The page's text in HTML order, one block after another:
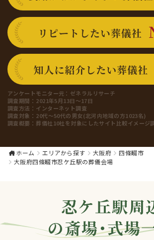
費用がわかりやすい葬儀社 No.1
リピートしたい葬儀社 No.1
知人に紹介したい葬儀社 No.1
アンケートモニター元： ゼネラルリサーチ
調査期間： 2021年5月13日～17日
調査方法： インターネット調査
調査対象： 20代～50代の男女(北河内地域の方1023名)
調査概要：葬儀社10社を対象にしたサイト比較イメージ
ホーム エリアから探す 大阪府
四條畷市
大阪府四條畷市忍ケ丘駅の葬儀会場
忍ケ丘駅周
の斎場・式場